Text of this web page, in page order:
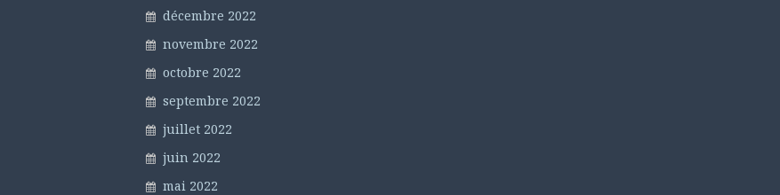
décembre 2022
novembre 2022
octobre 2022
septembre 2022
juillet 2022
juin 2022
mai 2022